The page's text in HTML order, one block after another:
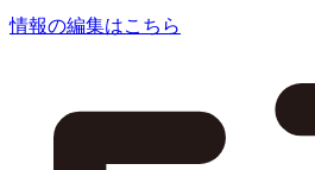
情報の編集はこちら